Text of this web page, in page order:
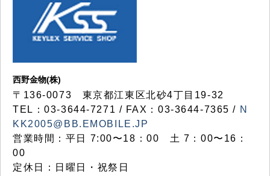
西野金物(株)
〒136-0073 東京都江東区北砂4丁目19-32
TEL：03‐3644‐7271 / FAX：03-3644-7365 / N
KK2005@BB.EMOBILE.JP
営業時間：平日 7:00〜18：00 土 7：00〜16：
00
定休日：日曜日・祝祭日